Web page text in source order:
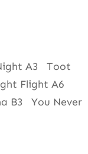
A3 Toot
Flight A6
B3 You Never